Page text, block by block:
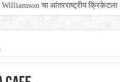
चा आंतरराष्ट्रीय क्रिकेटला